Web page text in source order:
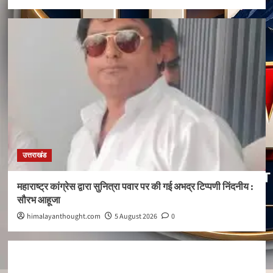
उत्तराखंड
महाराष्ट्र कांग्रेस द्वारा सुनित्रा पवार पर की गई अभद्र टिप्पणी निंदनीय :
सौरभ आहूजा
himalayanthought.com 5 August 2026 0